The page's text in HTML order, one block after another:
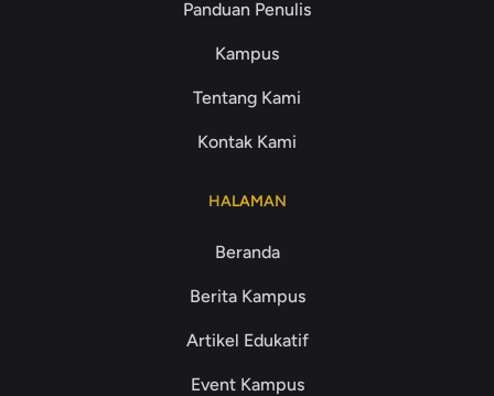
Panduan Penulis
Kampus
Tentang Kami
Kontak Kami
HALAMAN
Beranda
Berita Kampus
Artikel Edukatif
Event Kampus